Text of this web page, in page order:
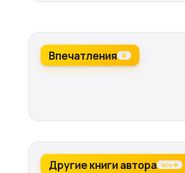
Впечатления 0
Другие книги автора все →